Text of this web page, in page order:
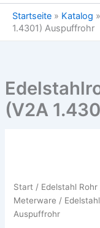
Startseite » Katalog »
1.4301) Auspuffrohr
(V2A
Start / Edelstahl Rohr
Meterware /
Auspuffrohr
–
1
Meter